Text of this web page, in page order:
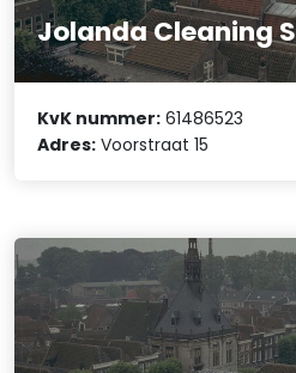
Jolanda Cleaning
KvK nummer: 61486523
Adres: Voorstraat 15